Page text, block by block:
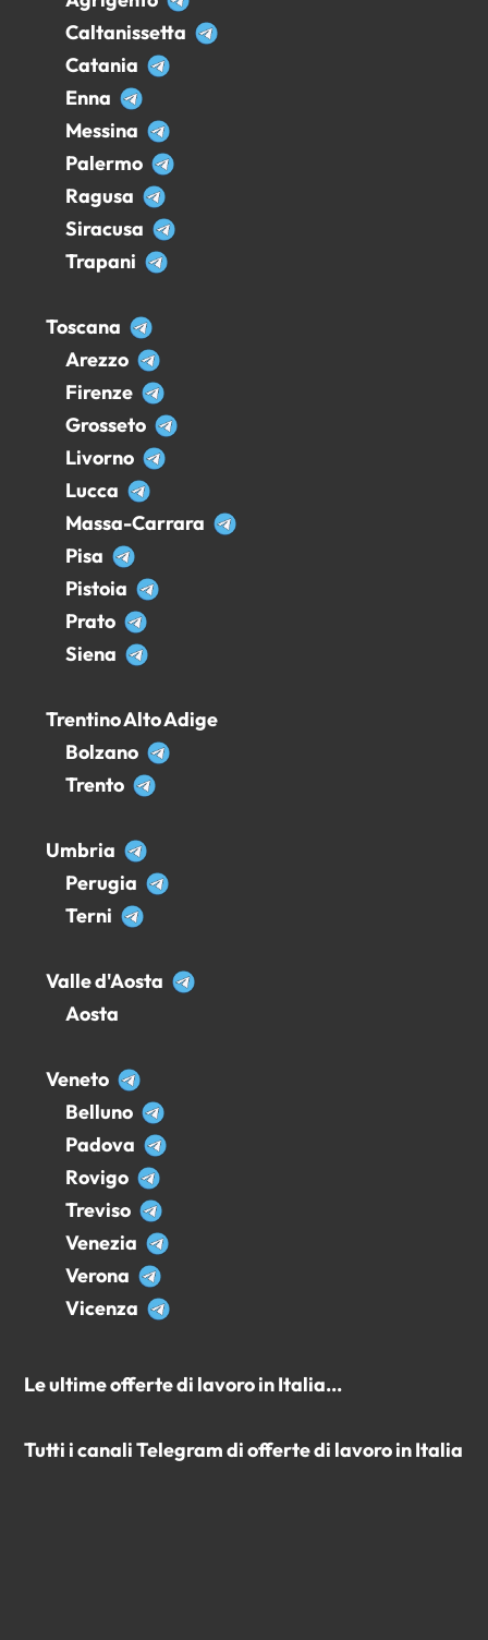
Caltanissetta
Catania
Enna
Messina
Palermo
Ragusa
Siracusa
Trapani
Toscana
Arezzo
Firenze
Grosseto
Livorno
Lucca
Massa-Carrara
Pisa
Pistoia
Prato
Siena
Trentino Alto Adige
Bolzano
Trento
Umbria
Perugia
Terni
Valle d'Aosta
Aosta
Veneto
Belluno
Padova
Rovigo
Treviso
Venezia
Verona
Vicenza
Le ultime offerte di lavoro in Italia...
Tutti i canali Telegram di offerte di lavoro in Italia